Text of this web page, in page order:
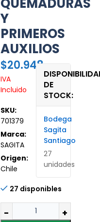
Y
PRIMEROS
AUXILIOS
$20.948
IVA
Incluido
SKU:
701379
Marca:
SAGITA
Origen:
Chile
DE
STOCK:
Bodega
Sagita
Santiago
27
unidades
27 disponibles